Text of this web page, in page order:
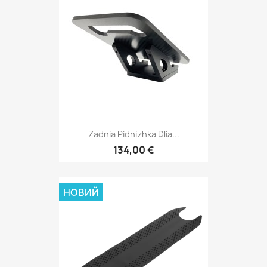
Zadnia Pidnizhka Dlia...
134,00 €
НОВИЙ